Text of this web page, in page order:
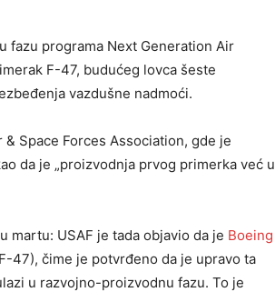
fazu programa Next Generation Air
F-47, budućeg lovca šeste
vazdušne nadmoći.
Space Forces Association, gde je
da je „proizvodnja prvog primerka već u
martu: USAF je tada objavio da je Boeing
47), čime je potvrđeno da je upravo ta
u razvojno-proizvodnu fazu. To je